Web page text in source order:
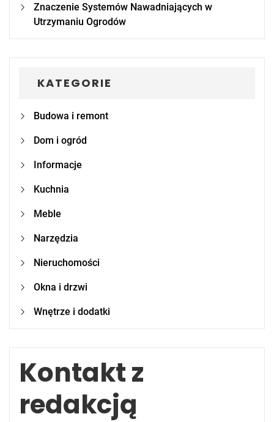
Znaczenie Systemów Nawadniających w
Utrzymaniu Ogrodów
KATEGORIE
Budowa i remont
Dom i ogród
Informacje
Kuchnia
Meble
Narzędzia
Nieruchomości
Okna i drzwi
Wnętrze i dodatki
Kontakt z
redakcją